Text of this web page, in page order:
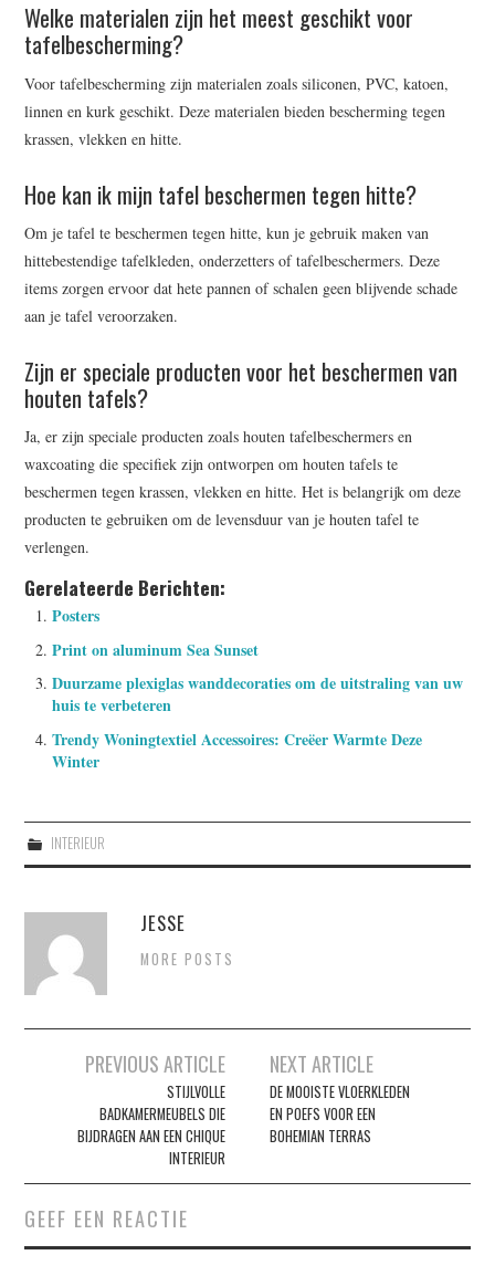
Welke materialen zijn het meest geschikt voor
tafelbescherming?
Voor tafelbescherming zijn materialen zoals siliconen, PVC, katoen,
linnen en kurk geschikt. Deze materialen bieden bescherming tegen
krassen, vlekken en hitte.
Hoe kan ik mijn tafel beschermen tegen hitte?
Om je tafel te beschermen tegen hitte, kun je gebruik maken van
hittebestendige tafelkleden, onderzetters of tafelbeschermers. Deze
items zorgen ervoor dat hete pannen of schalen geen blijvende schade
aan je tafel veroorzaken.
Zijn er speciale producten voor het beschermen van
houten tafels?
Ja, er zijn speciale producten zoals houten tafelbeschermers en
waxcoating die specifiek zijn ontworpen om houten tafels te
beschermen tegen krassen, vlekken en hitte. Het is belangrijk om deze
producten te gebruiken om de levensduur van je houten tafel te
verlengen.
Gerelateerde Berichten:
Posters
Print on aluminum Sea Sunset
Duurzame plexiglas wanddecoraties om de uitstraling van uw
huis te verbeteren
Trendy Woningtextiel Accessoires: Creëer Warmte Deze
Winter
INTERIEUR
JESSE
MORE POSTS
Berichtnavigatie
PREVIOUS ARTICLE
STIJLVOLLE
BADKAMERMEUBELS DIE
BIJDRAGEN AAN EEN CHIQUE
INTERIEUR
NEXT ARTICLE
DE MOOISTE VLOERKLEDEN
EN POEFS VOOR EEN
BOHEMIAN TERRAS
GEEF EEN REACTIE